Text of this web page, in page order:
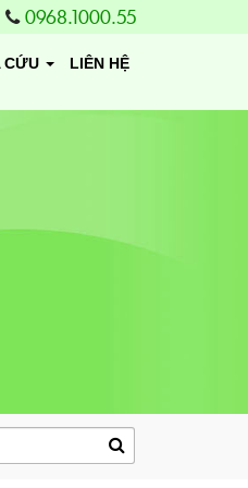
0968.1000.55
CỨU LIÊN HỆ